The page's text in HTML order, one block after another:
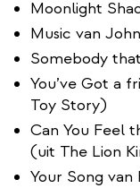
Moonlight
Music van
Somebody
You’ve Got a
Toy Story)
Can You Feel
(uit The Lion
Your Song